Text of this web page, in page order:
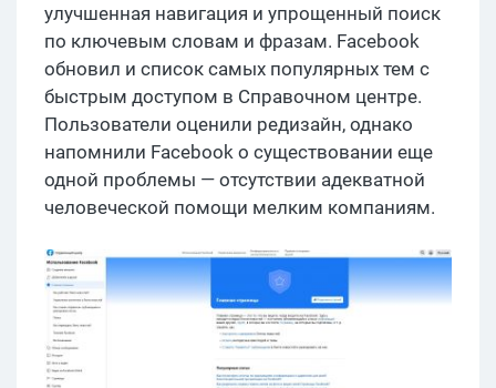
улучшенная навигация и упрощенный поиск
по ключевым словам и фразам. Facebook
обновил и список самых популярных тем с
быстрым доступом в Справочном центре.
Пользователи оценили редизайн, однако
напомнили Facebook о существовании еще
одной проблемы — отсутствии адекватной
человеческой помощи мелким компаниям.